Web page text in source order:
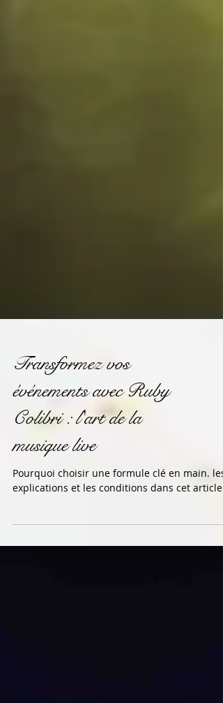
Transformez vos
événements avec Ruby
Colibri : l'art de la
musique live
explications et les conditions dans cet article